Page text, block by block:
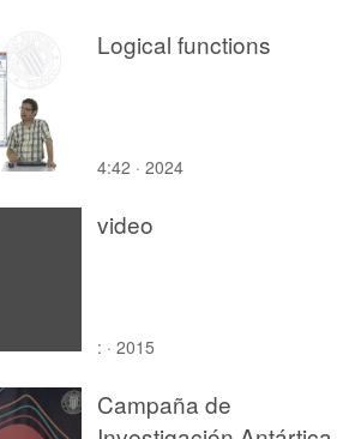
Logical functions
4:42 · 2024
video
: · 2015
Campaña de